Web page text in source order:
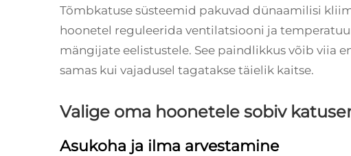
Tõmbkatuse süsteemid pakuvad dünaamilisi
hoonetel reguleerida ventilatsiooni ja
mängijate eelistustele. See paindlikkus võib viia
samas kui vajadusel tagatakse täielik kaitse.
Valige oma hoonetele sobiv
Asukoha ja ilma arvestamine